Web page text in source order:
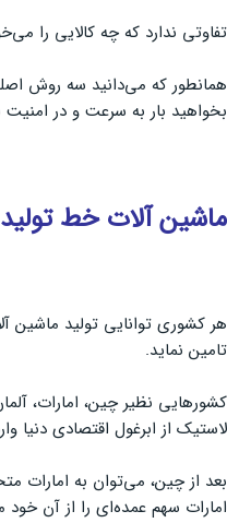
تفاوتی ندارد که چه کالایی را
همانطور که می‌دانید سه روش
بخواهید بار به سرعت و در
ماشین آلات خط
هر کشوری توانایی تولید ماشین
تامین نماید.
کشورهایی نظیر چین، امارات،
لاستیک از ابرغول اقتصادی دنیا
بعد از چین، می‌توان به امارات
امارات سهم عمده‌ای را از آن خود